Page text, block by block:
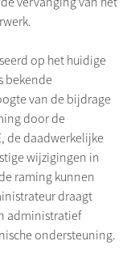
op het huidige
bekende
van de bijdrage
door de
de daadwerkelijke
wijzigingen in
raming kunnen
draagt
administratief
ondersteuning.